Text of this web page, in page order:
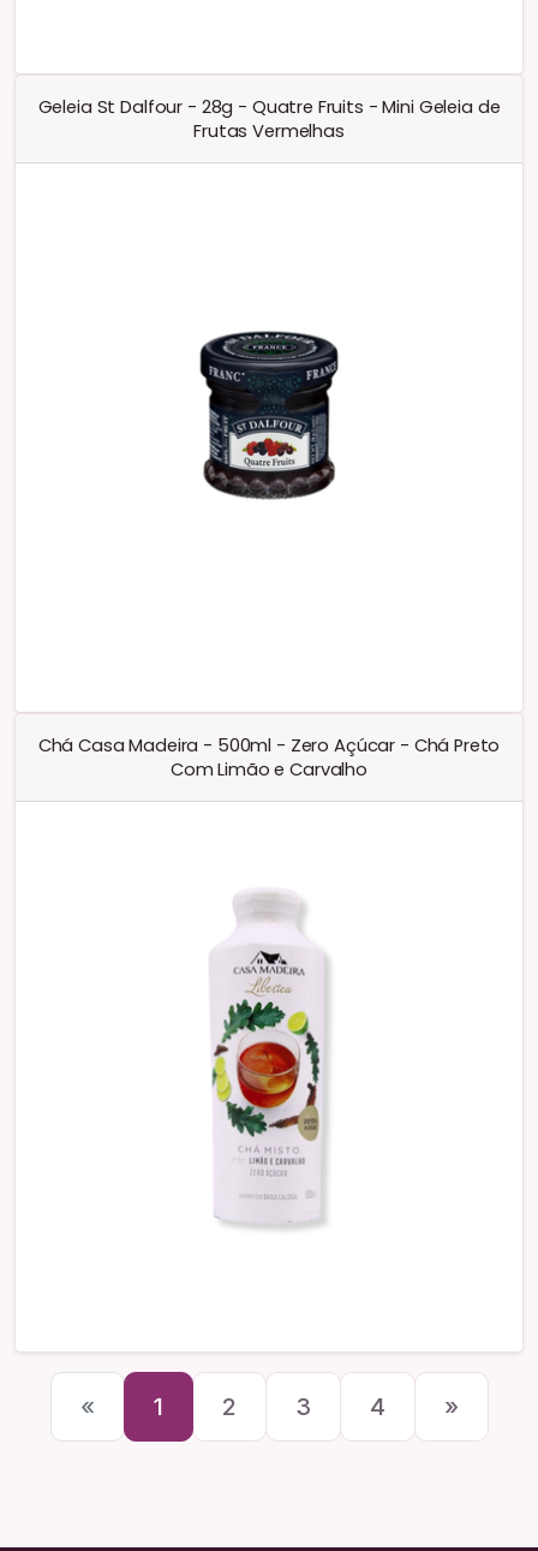
Geleia St Dalfour - 28g - Quatre Fruits - Mini Geleia de
Frutas Vermelhas
Chá Casa Madeira - 500ml - Zero Açúcar - Chá Preto
Com Limão e Carvalho
« 1 2 3 4 »